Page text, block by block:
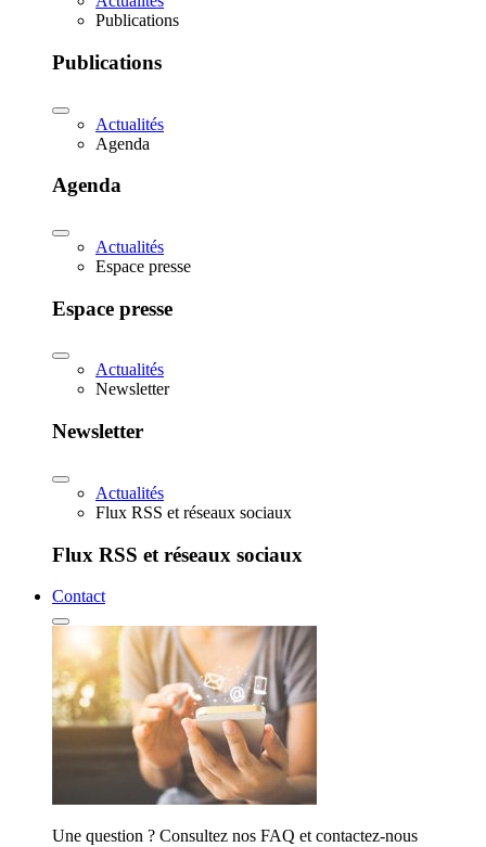
Publications
Publications
Actualités
Agenda
Agenda
Actualités
Espace presse
Espace presse
Actualités
Newsletter
Newsletter
Actualités
Flux RSS et réseaux sociaux
Flux RSS et réseaux sociaux
Contact
Une question ? Consultez nos FAQ et contactez-nous